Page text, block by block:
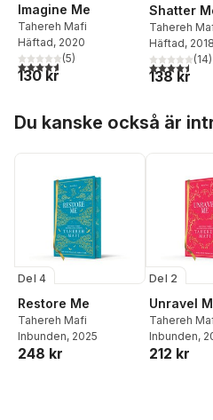
Imagine Me
Tahereh Mafi
Häftad, 2020
4,6utav 5 stjärnor. Totalt antal röster:
(5)
130 kr
Shatter
Tahereh
Häftad, 2018
4,5utav 5(14)
138 kr
Du kanske också är
Del 4
Restore Me
Tahereh Mafi
Inbunden, 2025
248 kr
Del 2
Unravel
Tahereh
Inbunden,
212 kr